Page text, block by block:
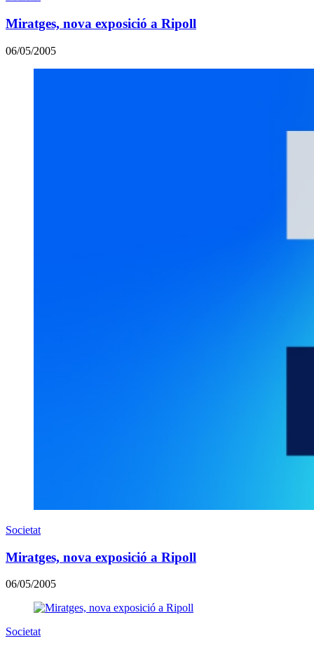
Miratges, nova exposició a Ripoll
06/05/2005
Societat
Miratges, nova exposició a Ripoll
06/05/2005
Societat